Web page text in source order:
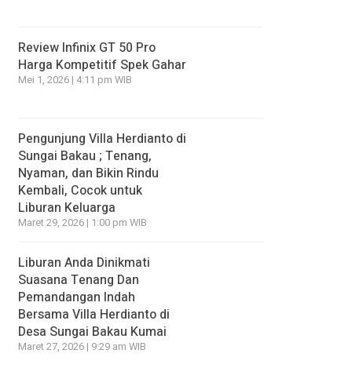
Review Infinix GT 50 Pro
Harga Kompetitif Spek Gahar
Mei 1, 2026 | 4:11 pm WIB
Pengunjung Villa Herdianto di
Sungai Bakau ; Tenang,
Nyaman, dan Bikin Rindu
Kembali, Cocok untuk
Liburan Keluarga
Maret 29, 2026 | 1:00 pm WIB
Liburan Anda Dinikmati
Suasana Tenang Dan
Pemandangan Indah
Bersama Villa Herdianto di
Desa Sungai Bakau Kumai
Maret 27, 2026 | 9:29 am WIB